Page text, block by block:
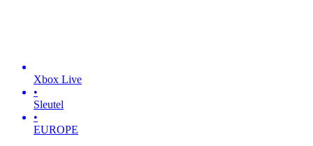
Xbox Live
•
Sleutel
•
EUROPE